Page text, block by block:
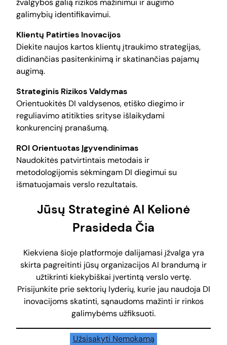
galimybių identifikavimui.
Klientų Patirties Inovacijos
Diekite naujos kartos klientų įtraukimo strategijas,
didinančias pasitenkinimą ir skatinančias pajamų
augimą.
Strateginis Rizikos Valdymas
Orientuokitės DI valdysenos, etiško diegimo ir
reguliavimo atitikties srityse išlaikydami
konkurencinį pranašumą.
ROI Orientuotas Įgyvendinimas
Naudokitės patvirtintais metodais ir
metodologijomis sėkmingam DI diegimui su
išmatuojamais verslo rezultatais.
Jūsų Strateginė AI Kelionė
Prasideda Čia
Kiekviena šioje platformoje dalijamasi įžvalga yra
skirta pagreitinti jūsų organizacijos AI brandumą ir
užtikrinti kiekybiškai įvertintą verslo vertę.
Prisijunkite prie sektorių lyderių, kurie jau naudoja DI
inovacijoms skatinti, sąnaudoms mažinti ir rinkos
galimybėms užfiksuoti.
Užsisakyti Nemokamą